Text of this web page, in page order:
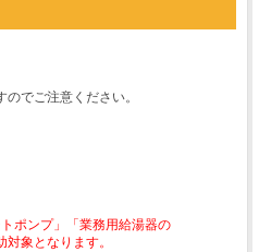
でご注意ください。
ポンプ」「業務用給湯器の
象となります。